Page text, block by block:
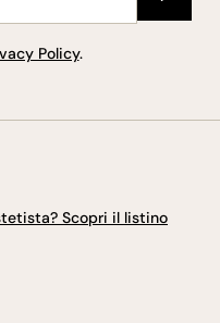
Policy.
Scopri il listino